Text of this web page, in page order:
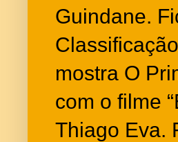
Guindane.
mostra O
com o filme
Thiago Eva.